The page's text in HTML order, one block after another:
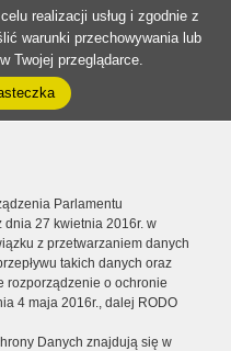
realizacji usług i zgodnie z
warunki przechowywania lub
Twojej przeglądarce.
Parlamentu
dnia 27 kwietnia 2016r. w
z przetwarzaniem danych
takich danych oraz
rozporządzenie o ochronie
4 maja 2016r., dalej RODO
Danych znajdują się w